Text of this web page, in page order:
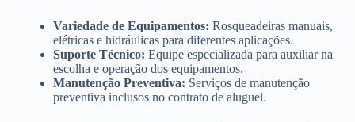
Variedade de Equipamentos: Rosqueadeiras manuais,
elétricas e hidráulicas para diferentes aplicações.
Suporte Técnico: Equipe especializada para auxiliar na
escolha e operação dos equipamentos.
Manutenção Preventiva: Serviços de manutenção
preventiva inclusos no contrato de aluguel.